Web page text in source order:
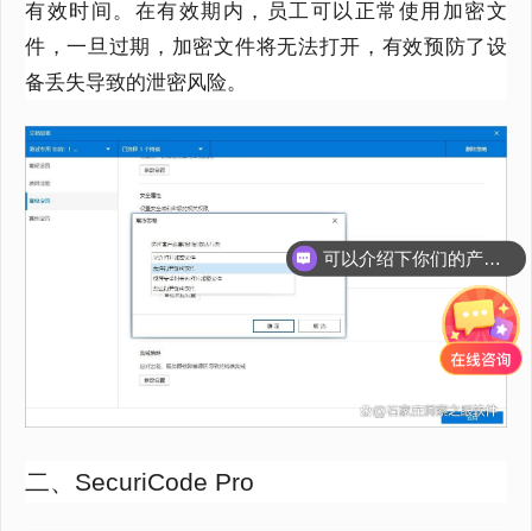
有效时间。在有效期内，员工可以正常使用加密文
件，一旦过期，加密文件将无法打开，有效预防了设
备丢失导致的泄密风险。
二、SecuriCode Pro
可以介绍下你们的产品么？